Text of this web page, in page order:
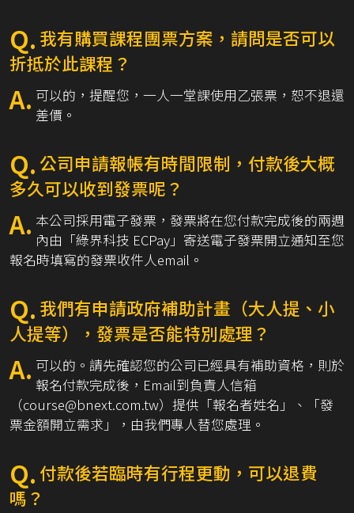
Q. 我有購買課程團票方案，請問是否可以
折抵於此課程？
A. 可以的，提醒您，一人一堂課使用乙張票，恕不退還
差價。
Q.公司申請報帳有時間限制，付款後大概
多久可以收到發票呢？
A. 本公司採用電子發票，發票將在您付款完成後的兩週
內由「綠界科技 ECPay」寄送電子發票開立通知至您
報名時填寫的發票收件人email。
Q. 我們有申請政府補助計畫（大人提、小
人提等），發票是否能特別處理？
A. 可以的。請先確認您的公司已經具有補助資格，則於
報名付款完成後，Email到負責人信箱
（course@bnext.com.tw）提供「報名者姓名」、「發
票金額開立需求」，由我們專人替您處理。
Q. 付款後若臨時有行程更動，可以退費
嗎？